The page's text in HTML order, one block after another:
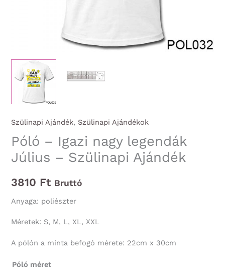
Szülinapi Ajándék, Szülinapi Ajándékok
Póló – Igazi nagy legendák
Július – Szülinapi Ajándék
3810 Ft Bruttó
Anyaga: poliészter
Méretek: S, M, L, XL, XXL
A pólón a minta befogó mérete: 22cm x 30cm
Póló méret